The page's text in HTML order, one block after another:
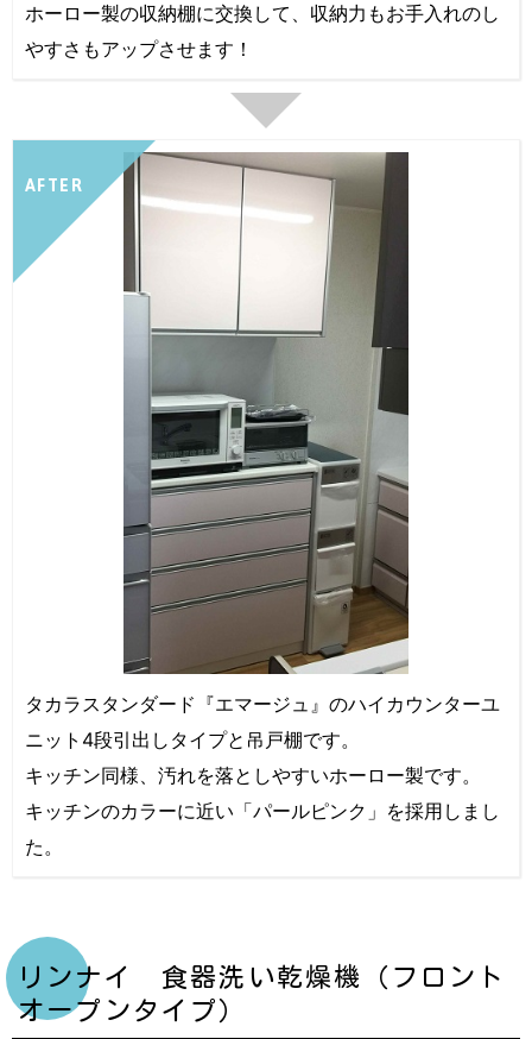
ホーロー製の収納棚に交換して、収納力もお手入れのし
やすさもアップさせます！
AFTER
タカラスタンダード『エマージュ』のハイカウンターユ
ニット4段引出しタイプと吊戸棚です。
キッチン同様、汚れを落としやすいホーロー製です。
キッチンのカラーに近い「パールピンク」を採用しまし
た。
リンナイ 食器洗い乾燥機（フロント
オープンタイプ）